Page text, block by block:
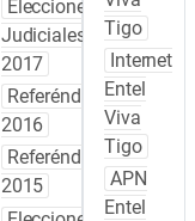
Elecciones
Judiciales
2017
Referéndum
2016
Referéndum
2015
Tigo
Internet
Entel
Viva
Tigo
APN
Entel